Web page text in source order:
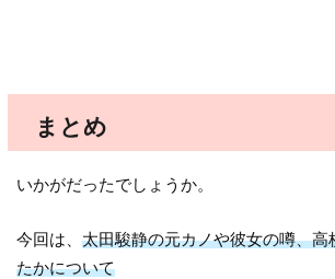
まとめ
いかがだったでしょうか。
今回は、太田駿静の元カノや彼女の噂、高
たかについて